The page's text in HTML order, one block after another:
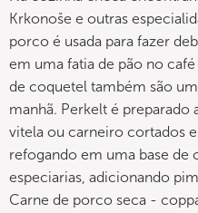
Krkonoše e outras
porco é usada para fazer
em uma fatia de pão no
de coquetel também são
manhã. Perkelt é preparado
vitela ou carneiro cortados
refogando em uma base de
especiarias, adicionando
Carne de porco seca -